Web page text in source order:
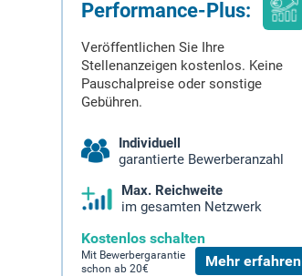
Performance-Plus:
Veröffentlichen Sie Ihre
Stellenanzeigen kostenlos. Keine
Pauschalpreise oder sonstige
Gebühren.
Individuell
garantierte Bewerberanzahl
Max. Reichweite
im gesamten Netzwerk
Kostenlos schalten
Mit Bewerbergarantie
schon ab 20€
Mehr erfahren